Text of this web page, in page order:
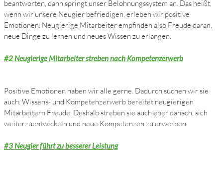
beantworten, dann springt unser Belohnungssystem an. Das heißt,
wenn wir unsere Neugier befriedigen, erleben wir positive
Emotionen. Neugierige Mitarbeiter empfinden also Freude daran,
neue Dinge zu lernen und neues Wissen zu erlangen.
#2 Neugierige Mitarbeiter streben nach Kompetenzerwerb
Positive Emotionen haben wir alle gerne. Dadurch suchen wir sie
auch. Wissens- und Kompetenzerwerb bereitet neugierigen
Mitarbeitern Freude. Deshalb streben sie auch eher danach, sich
weiterzuentwickeln und neue Kompetenzen zu erwerben.
#3 Neugier führt zu besserer Leistung